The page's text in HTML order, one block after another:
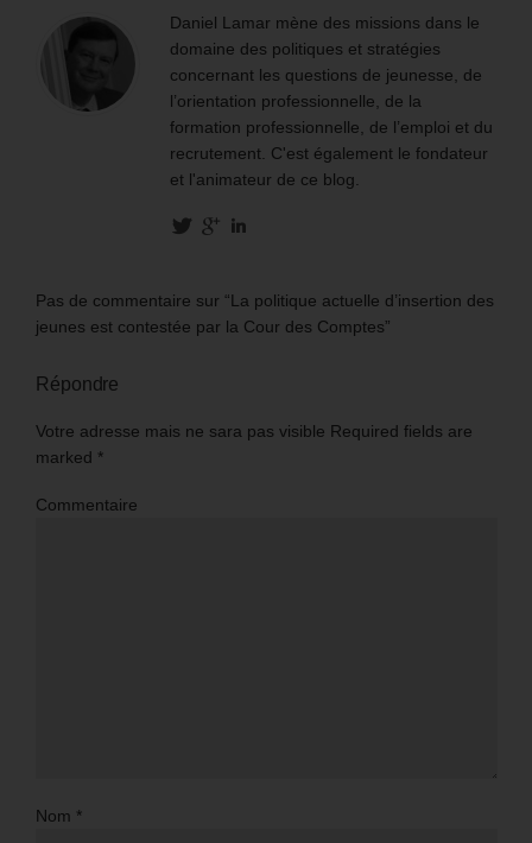
Daniel Lamar mène des missions dans le
domaine des politiques et stratégies
concernant les questions de jeunesse, de
l’orientation professionnelle, de la
formation professionnelle, de l’emploi et du
recrutement. C'est également le fondateur
et l'animateur de ce blog.
Pas de commentaire sur “La politique actuelle d’insertion des
jeunes est contestée par la Cour des Comptes”
Répondre
Votre adresse mais ne sara pas visible Required fields are
marked *
Commentaire
Nom *